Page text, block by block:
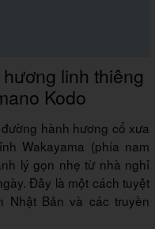
linh thiêng
Kodo
hành hương cổ xưa
Wakayama (phía nam
lý gọn nhẹ từ nhà nghỉ
Đây là một cách tuyệt
Nhật Bản và các truyền